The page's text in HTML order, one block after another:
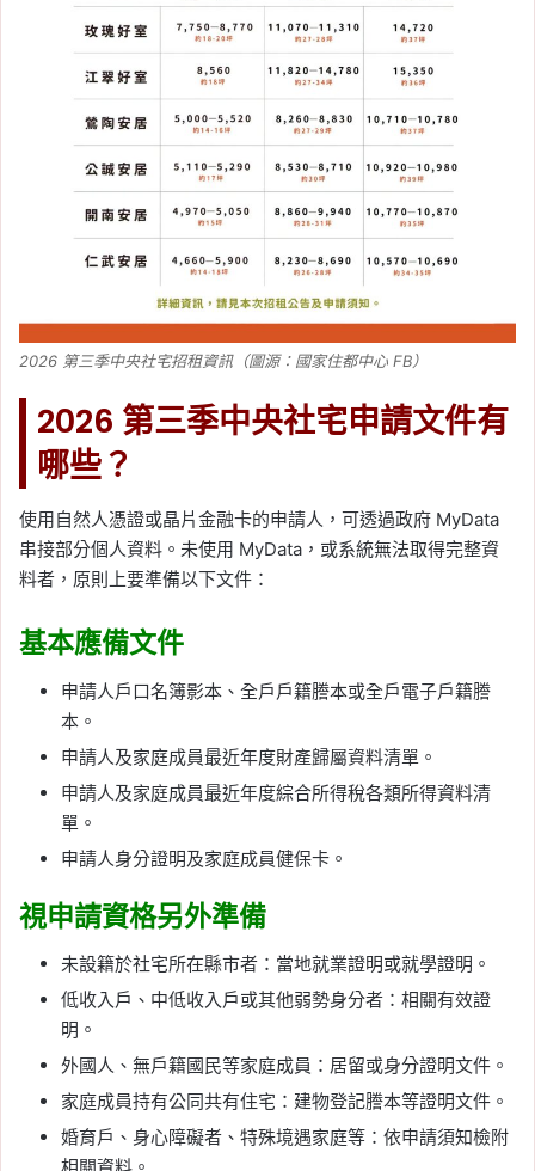
2026 第三季中央社宅招租資訊（圖源：國家住都中心 FB）
2026 第三季中央社宅申請文件有
哪些？
使用自然人憑證或晶片金融卡的申請人，可透過政府 MyData
串接部分個人資料。未使用 MyData，或系統無法取得完整資
料者，原則上要準備以下文件：
基本應備文件
申請人戶口名簿影本、全戶戶籍謄本或全戶電子戶籍謄
本。
申請人及家庭成員最近年度財產歸屬資料清單。
申請人及家庭成員最近年度綜合所得稅各類所得資料清
單。
申請人身分證明及家庭成員健保卡。
視申請資格另外準備
未設籍於社宅所在縣市者：當地就業證明或就學證明。
低收入戶、中低收入戶或其他弱勢身分者：相關有效證
明。
外國人、無戶籍國民等家庭成員：居留或身分證明文件。
家庭成員持有公同共有住宅：建物登記謄本等證明文件。
婚育戶、身心障礙者、特殊境遇家庭等：依申請須知檢附